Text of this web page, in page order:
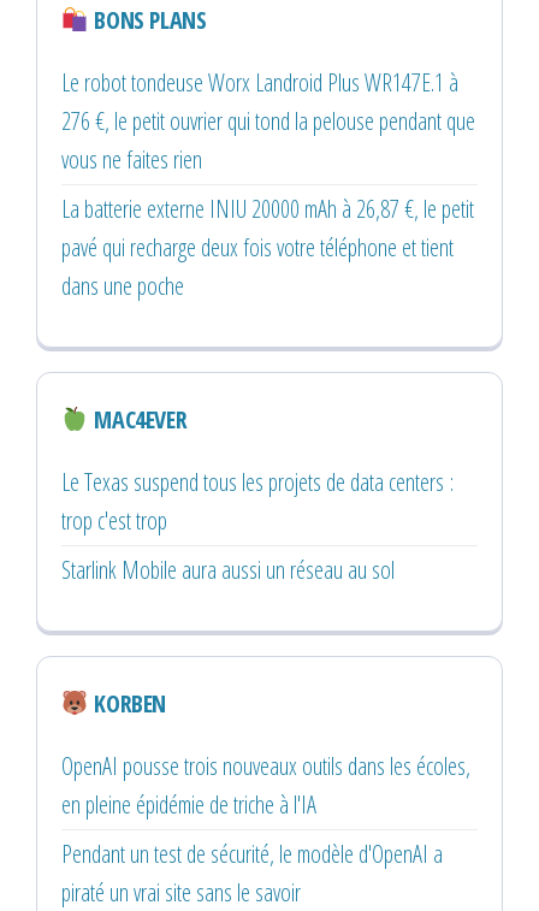
BONS PLANS
Le robot tondeuse Worx Landroid Plus WR147E.1 à
276 €, le petit ouvrier qui tond la pelouse pendant que
vous ne faites rien
La batterie externe INIU 20000 mAh à 26,87 €, le petit
pavé qui recharge deux fois votre téléphone et tient
dans une poche
MAC4EVER
Le Texas suspend tous les projets de data centers :
trop c'est trop
Starlink Mobile aura aussi un réseau au sol
KORBEN
OpenAI pousse trois nouveaux outils dans les écoles,
en pleine épidémie de triche à l'IA
Pendant un test de sécurité, le modèle d'OpenAI a
piraté un vrai site sans le savoir